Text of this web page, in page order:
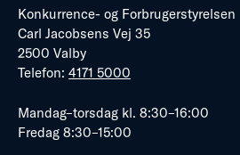
Konkurrence- og Forbrugerstyrelsen
Carl Jacobsens Vej 35
2500 Valby
Telefon: 4171 5000
Mandag–torsdag kl. 8:30–16:00
Fredag 8:30–15:00